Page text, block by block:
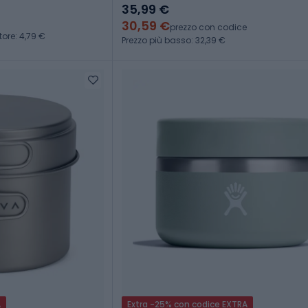
4,79 €
35,99 €
30,59 €prezzo con codice
Prezzo più basso: 32,39 €
Extra -25% con codice EXTRA